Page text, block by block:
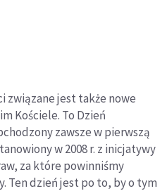
związane jest także nowe
Kościele. To Dzień
zawsze w pierwszą
w 2008 r. z inicjatywy
za które powinniśmy
Ten dzień jest po to, by o tym